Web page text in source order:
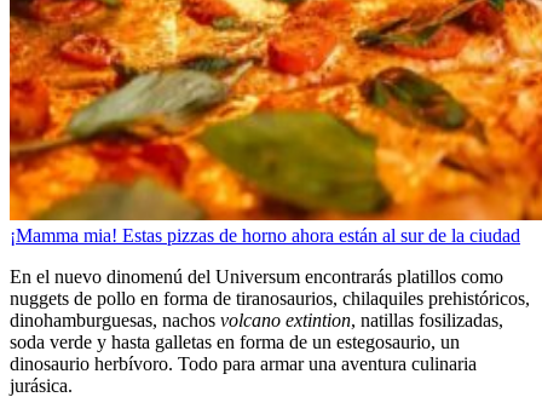
¡Mamma mia! Estas pizzas de horno ahora están al sur de la ciudad
En el nuevo dinomenú del Universum encontrarás platillos como
nuggets de pollo en forma de tiranosaurios, chilaquiles prehistóricos,
dinohamburguesas, nachos volcano extintion, natillas fosilizadas,
soda verde y hasta galletas en forma de un estegosaurio, un
dinosaurio herbívoro. Todo para armar una aventura culinaria
jurásica.